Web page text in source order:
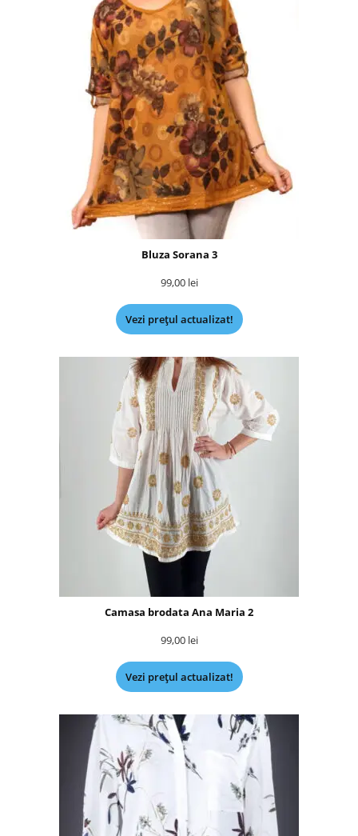
Bluza Sorana 3
99,00 lei
Vezi prețul actualizat!
Camasa brodata Ana Maria 2
99,00 lei
Vezi prețul actualizat!